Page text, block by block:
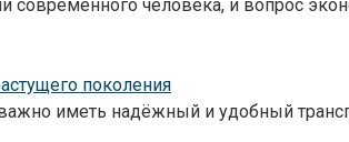
современного человека, и вопрос
поколения
иметь надёжный и удобный